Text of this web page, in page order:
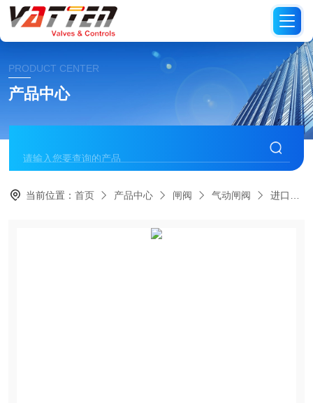
PRODUCT CENTER
产品中心
当前位置：首页 产品中心 闸阀 气动闸阀 进口电动法兰闸阀 进口法兰高压闸阀 进口不锈钢316L法兰闸阀